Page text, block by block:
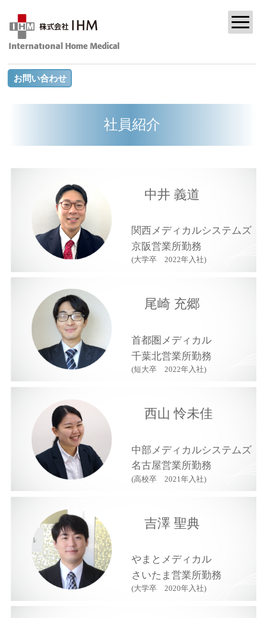
お問い合わせ
社員紹介
中井 義道
関西メディカルシステムズ
京阪営業所勤務
(大学卒 2022年入社)
尾崎 充郷
首都圏メディカル
千葉北営業所勤務
(短大卒 2022年入社)
西山 怜未佳
中部メディカルシステムズ
名古屋営業所勤務
(高校卒 2021年入社)
吉澤 聖典
やまとメディカル
さいたま営業所勤務
(大学卒 2020年入社)